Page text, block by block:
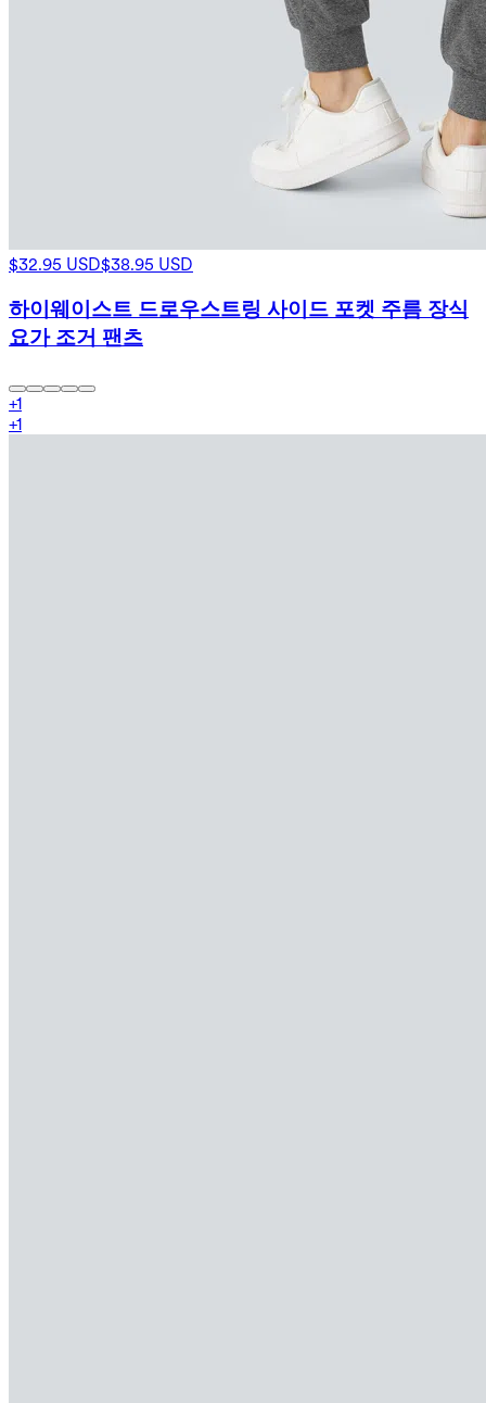
$32.95 USD$38.95 USD
하이웨이스트 드로우스트링 사이드 포켓 주름 장식
요가 조거 팬츠
+1
+1